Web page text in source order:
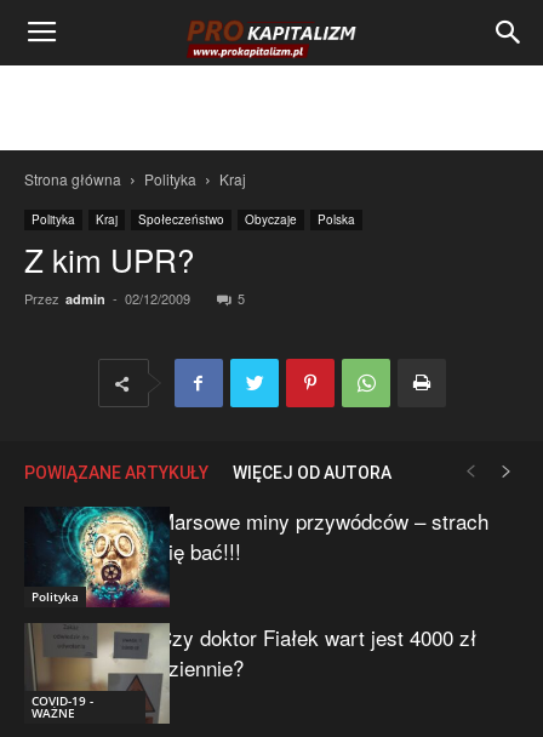
Strona główna Polityka Kraj
Polityka Kraj Społeczeństwo Obyczaje Polska
Z kim UPR?
Przez admin - 02/12/2009 5
POWIĄZANE ARTYKUŁY WIĘCEJ OD AUTORA
Polityka
Marsowe miny przywódców – strach
się bać!!!
COVID-19 -
WAŻNE
Czy doktor Fiałek wart jest 4000 zł
dziennie?